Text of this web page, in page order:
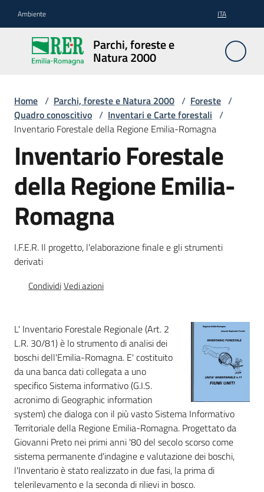
Ambiente ITA
Parchi, foreste e
Natura 2000
Parchi,
foreste
e
2000
Aree
Protette
Rete
Natura
2000
Foreste
Biodiversità
Consultazione
Seguici
su
Home / Parchi, foreste e Natura 2000 / Foreste /
Quadro conoscitivo / Inventari e Carte forestali /
Inventario Forestale della Regione Emilia-Romagna
Inventario Forestale
della Regione Emilia-
Romagna
I.F.E.R. Il progetto, l'elaborazione finale e gli strumenti
derivati
CondividiVedi azioni
L' Inventario Forestale Regionale (Art. 2
L.R. 30/81) è lo strumento di analisi dei
boschi dell'Emilia-Romagna. E' costituito
da una banca dati collegata a uno
specifico Sistema informativo (G.I.S.
acronimo di Geographic information
system) che dialoga con il più vasto Sistema Informativo
Territoriale della Regione Emilia-Romagna. Progettato da
Giovanni Preto nei primi anni '80 del secolo scorso come
sistema permanente d'indagine e valutazione dei boschi,
l'Inventario è stato realizzato in due fasi, la prima di
telerilevamento e la seconda di rilievi in bosco.